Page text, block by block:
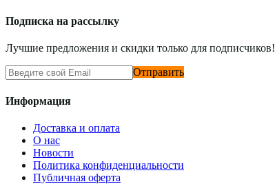
Подписка на рассылку
Лучшие предложения и скидки только для подписчиков!
Отправить
Информация
Доставка и оплата
О нас
Новости
Политика конфиденциальности
Публичная оферта